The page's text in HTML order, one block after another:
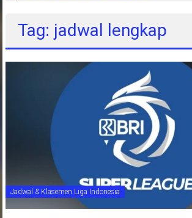
jawa
barat
indonesia
Tag: jadwal lengkap
Jadwal & Klasemen Liga Indonesia